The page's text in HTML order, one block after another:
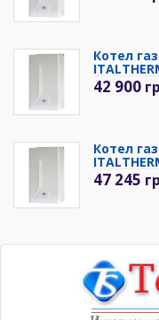
Котел
42 900
Котел
47 245